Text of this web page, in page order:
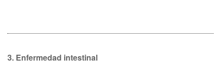
3. Enfermedad intestinal